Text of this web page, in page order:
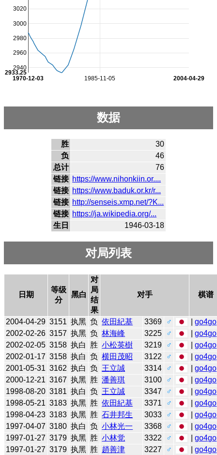
1985-11-05
1970-12-03 2004-04-29
2940
2960
2980
3000
3020
2933.25
数据
胜
30
负
46
总计
76
链接 https://www.nihonkiin.or....
链接 https://www.baduk.or.kr/r...
链接 http://senseis.xmp.net/?K...
链接 https://ja.wikipedia.org/...
生日
1946-03-18
对局列表
日期
等级
分
黑白
对
局
结
果
对手 棋谱
2004-04-29 3151 执黑 负 依田紀基 3369 ♂ |go4go
2002-02-26 3157 执黑 负 林海峰 3225 ♂ |go4go
2002-02-05 3158 执白 胜 小松英樹 3219 ♂ |go4go
2002-01-17 3158 执白 负 横田茂昭 3122 ♂ |go4go
2001-05-31 3162 执白 负 王立誠 3314 ♂ |go4go
2000-12-21 3167 执黑 胜 潘善琪 3100 ♂ |go4go
1998-08-20 3181 执白 负 王立誠 3347 ♂ |go4go
1998-05-21 3183 执黑 胜 依田紀基 3371 ♂ |go4go
1998-04-23 3183 执黑 胜 石井邦生 3033 ♂ |go4go
1997-04-07 3180 执白 负 小林光一 3368 ♂ |go4go
1997-01-27 3179 执黑 胜 小林觉 3322 ♂ |go4go
1997-01-27 3179 执黑 胜 趙善津 3227 ♂ |go4go